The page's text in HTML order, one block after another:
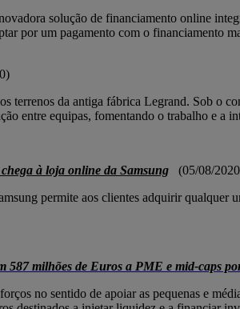
solução de financiamento online
por um pagamento com o financiamento
terrenos da antiga fábrica Legrand. Sob o
entre equipas, fomentando o trabalho e a
à loja online da Samsung
(05/08/
permite aos clientes adquirir
milhões de Euros a PME e mid-caps
no sentido de apoiar as pequenas e